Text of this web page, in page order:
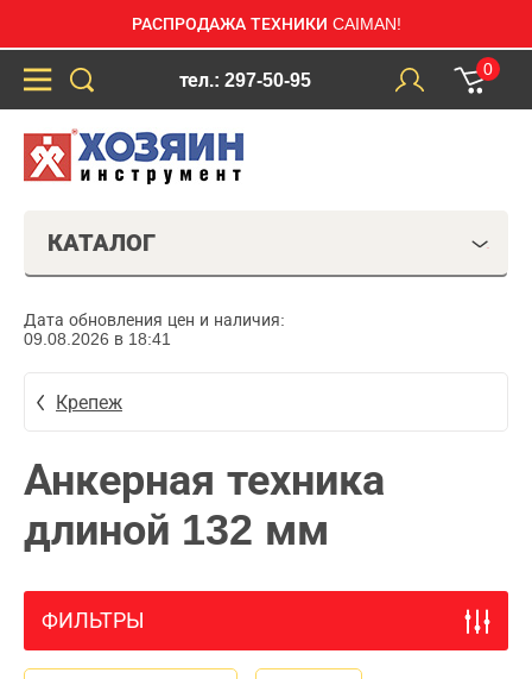
РАСПРОДАЖА ТЕХНИКИ CAIMAN!
тел.: 297-50-95
0
КАТАЛОГ
Дата обновления цен и наличия:
09.08.2026 в 18:41
Крепеж
Анкерная техника
длиной 132 мм
ФИЛЬТРЫ